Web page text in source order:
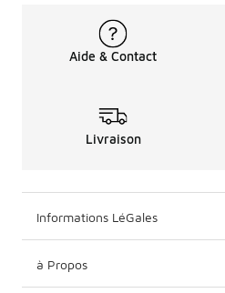
Aide & Contact
Livraison
Informations LéGales
à Propos